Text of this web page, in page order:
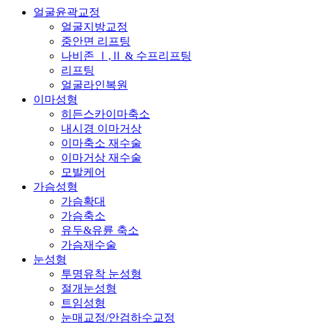
얼굴윤곽교정
얼굴지방교정
중안면 리프팅
나비존 Ⅰ,Ⅱ & 수프리프팅
리프팅
얼굴라인복원
이마성형
히든스카이마축소
내시경 이마거상
이마축소 재수술
이마거상 재수술
모발케어
가슴성형
가슴확대
가슴축소
유두&유륜 축소
가슴재수술
눈성형
투명유착 눈성형
절개눈성형
트임성형
눈매교정/안검하수교정